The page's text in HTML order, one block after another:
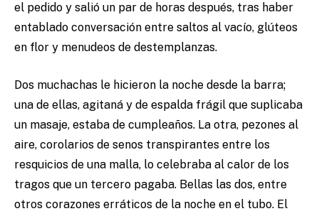
el pedido y salió un par de horas después, tras haber
entablado conversación entre saltos al vacío, glúteos
en flor y menudeos de destemplanzas.
Dos muchachas le hicieron la noche desde la barra;
una de ellas, agitaná y de espalda frágil que suplicaba
un masaje, estaba de cumpleaños. La otra, pezones al
aire, corolarios de senos transpirantes entre los
resquicios de una malla, lo celebraba al calor de los
tragos que un tercero pagaba. Bellas las dos, entre
otros corazones erráticos de la noche en el tubo. El